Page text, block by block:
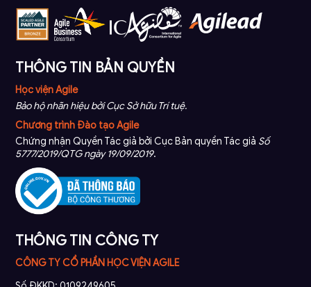
THÔNG TIN BẢN QUYỀN
Học viện Agile
Bảo hộ nhãn hiệu bởi Cục Sở hữu Trí tuệ.
Chương trình Đào tạo Agile
Chứng nhận Quyền Tác giả bởi Cục Bản quyền Tác giả Số
5777/2019/QTG ngày 19/09/2019.
THÔNG TIN CÔNG TY
CÔNG TY CỔ PHẦN HỌC VIỆN AGILE